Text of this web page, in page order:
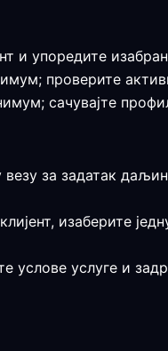
и упоредите
проверите
сачувајте
за задатак
изаберите
услове услуге и